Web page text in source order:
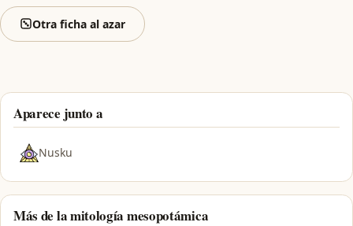
Otra ficha al azar
Aparece junto a
Nusku
Más de la mitología mesopotámica